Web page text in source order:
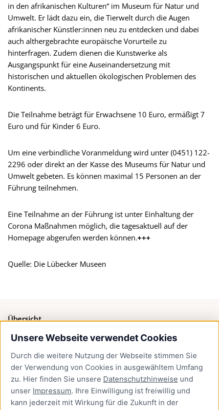
Unsere Webseite verwendet Cookies
Durch die weitere Nutzung der Webseite stimmen Sie
der Verwendung von Cookies in ausgewähltem Umfang
zu. Hier finden Sie unsere Datenschutzhinweise und
unser Impressum. Ihre Einwilligung ist freiwillig und
kann jederzeit mit Wirkung für die Zukunft in der
in den afrikanischen Kulturen“ im Museum für Natur und
Umwelt. Er lädt dazu ein, die Tierwelt durch die Augen
afrikanischer Künstler:innen neu zu entdecken und dabei
auch althergebrachte europäische Vorurteile zu
hinterfragen. Zudem dienen die Kunstwerke als
Ausgangspunkt für eine Auseinandersetzung mit
historischen und aktuellen ökologischen Problemen des
Kontinents.
Die Teilnahme beträgt für Erwachsene 10 Euro, ermäßigt 7
Euro und für Kinder 6 Euro.
Um eine verbindliche Voranmeldung wird unter (0451) 122-
2296 oder direkt an der Kasse des Museums für Natur und
Umwelt gebeten. Es können maximal 15 Personen an der
Führung teilnehmen.
Eine Teilnahme an der Führung ist unter Einhaltung der
Corona Maßnahmen möglich, die tagesaktuell auf der
Homepage abgerufen werden können.+++
Quelle: Die Lübecker Museen
Übersicht
Bürgerservice
Presse
Newsletter Lübeck:kompakt
Kontakt